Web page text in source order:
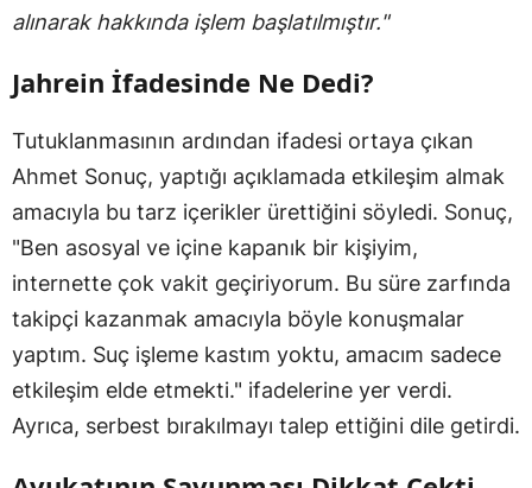
alınarak hakkında işlem başlatılmıştır."
Jahrein İfadesinde Ne Dedi?
Tutuklanmasının ardından ifadesi ortaya çıkan
Ahmet Sonuç, yaptığı açıklamada etkileşim almak
amacıyla bu tarz içerikler ürettiğini söyledi. Sonuç,
"Ben asosyal ve içine kapanık bir kişiyim,
internette çok vakit geçiriyorum. Bu süre zarfında
takipçi kazanmak amacıyla böyle konuşmalar
yaptım. Suç işleme kastım yoktu, amacım sadece
etkileşim elde etmekti." ifadelerine yer verdi.
Ayrıca, serbest bırakılmayı talep ettiğini dile getirdi.